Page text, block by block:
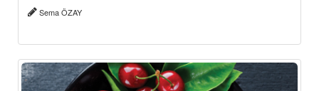
Sema ÖZAY